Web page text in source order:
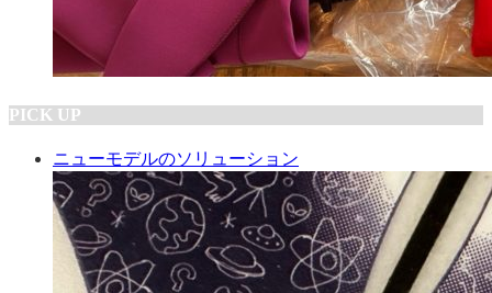
PICK UP
ニューモデルのソリューション